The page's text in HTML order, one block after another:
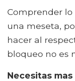
Comprender
una meseta,
hacer al
bloqueo no es
Necesitas